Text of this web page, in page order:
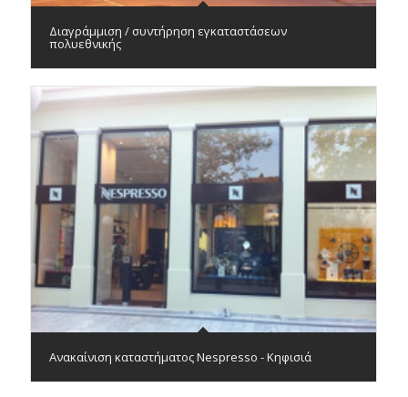
Διαγράμμιση / συντήρηση εγκαταστάσεων
πολυεθνικής
Ανακαίνιση καταστήματος Nespresso - Κηφισιά